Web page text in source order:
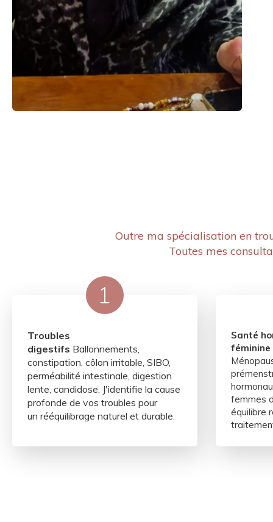
Outre ma spécialisation en
Toutes mes
Troubles
digestifs Ballonnements,
constipation, côlon irritable, SIBO,
perméabilité intestinale, digestion
lente, candidose. J'identifie la cause
profonde de vos troubles pour
un rééquilibrage naturel et durable.
Santé
féminine
femmes
équilibre